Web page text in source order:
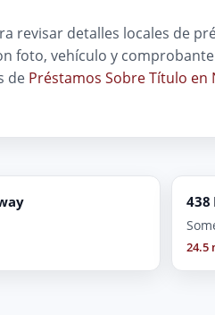
revisar detalles locales de
foto, vehículo y
de Préstamos Sobre Título en
438
24.5